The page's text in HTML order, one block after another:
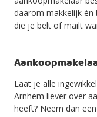
daarom makkelijk én
die je belt of mailt
Laat je alle
Arnhem liever over
heeft? Neem dan een